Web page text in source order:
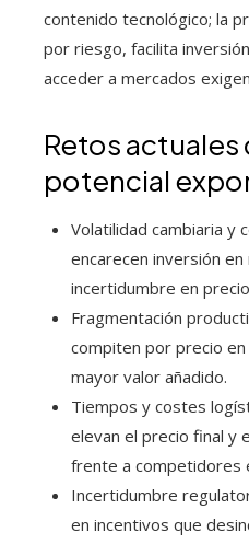
contenido tecnológico; la
por riesgo, facilita
acceder a mercados
Retos actuales
potencial
Volatilidad cambiaria y
encarecen inversión
incertidumbre en
Fragmentación
compiten por precio
mayor valor añadido.
Tiempos y costes
elevan el precio final y
frente a competidores
Incertidumbre
en incentivos que